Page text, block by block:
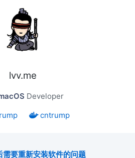
lvv.me
Developer
cntrump
要重新安装软件的问题